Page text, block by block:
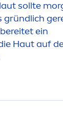
sollte
gründlich
ein
Haut auf